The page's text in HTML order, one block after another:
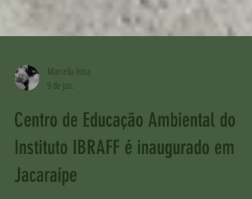
Marcella Rosa
9 de jun.
Centro de Educação Ambiental do
Instituto IBRAFF é inaugurado em